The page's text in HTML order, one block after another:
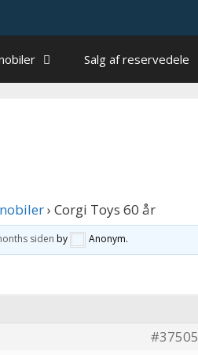
Salg af reservedele
› Corgi Toys 60 år
siden by Anonym.
#37505